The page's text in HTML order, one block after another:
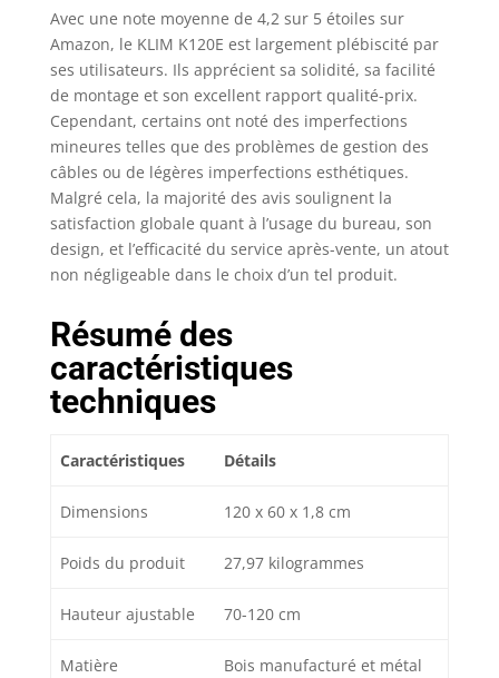
Avec une note moyenne de 4,2 sur 5 étoiles sur
Amazon, le KLIM K120E est largement plébiscité par
ses utilisateurs. Ils apprécient sa solidité, sa facilité
de montage et son excellent rapport qualité-prix.
Cependant, certains ont noté des imperfections
mineures telles que des problèmes de gestion des
câbles ou de légères imperfections esthétiques.
Malgré cela, la majorité des avis soulignent la
satisfaction globale quant à l’usage du bureau, son
design, et l’efficacité du service après-vente, un atout
non négligeable dans le choix d’un tel produit.
Résumé des
caractéristiques
techniques
Caractéristiques Détails
Dimensions 120 x 60 x 1,8 cm
Poids du produit 27,97 kilogrammes
Hauteur ajustable 70-120 cm
Matière Bois manufacturé et métal